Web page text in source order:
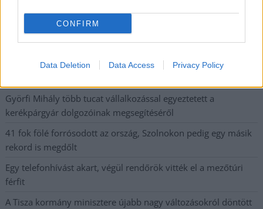
CONFIRM
Data Deletion Data Access Privacy Policy
Országos ellenőrzés indult a hazai akkumulátoripari
üzemekben
Az idei év leglassabb növekedését hozta a június a
Györfi Mihály több tucat vállalkozással egyeztetett a
kerékpárgyár dolgozóinak megsegítéséről
41 fok fölé forrósodott az ország, Szolnokon pedig egy másik
rekord is megdőlt
Egy telefonhívást akart, végül rendőrök vitték el a mezőtúri
férfit
A Tisza kormány minisztere újabb nagy változásokról döntött